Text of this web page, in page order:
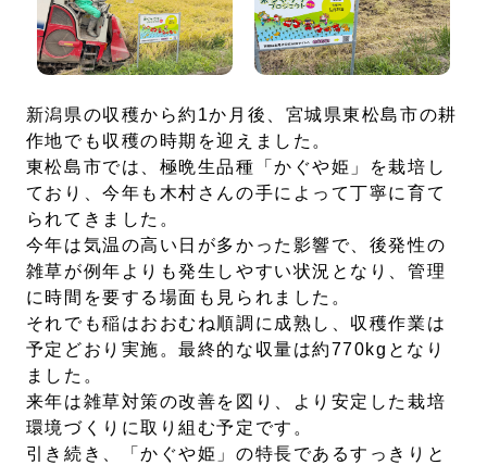
新潟県の収穫から約1か月後、宮城県東松島市の耕
作地でも収穫の時期を迎えました。
東松島市では、極晩生品種「かぐや姫」を栽培し
ており、今年も木村さんの手によって丁寧に育て
られてきました。
今年は気温の高い日が多かった影響で、後発性の
雑草が例年よりも発生しやすい状況となり、管理
に時間を要する場面も見られました。
それでも稲はおおむね順調に成熟し、収穫作業は
予定どおり実施。最終的な収量は約770kgとなり
ました。
来年は雑草対策の改善を図り、より安定した栽培
環境づくりに取り組む予定です。
引き続き、「かぐや姫」の特長であるすっきりと